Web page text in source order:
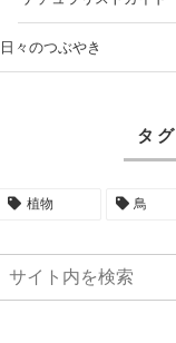
日々のつぶやき
タグ
植物 鳥